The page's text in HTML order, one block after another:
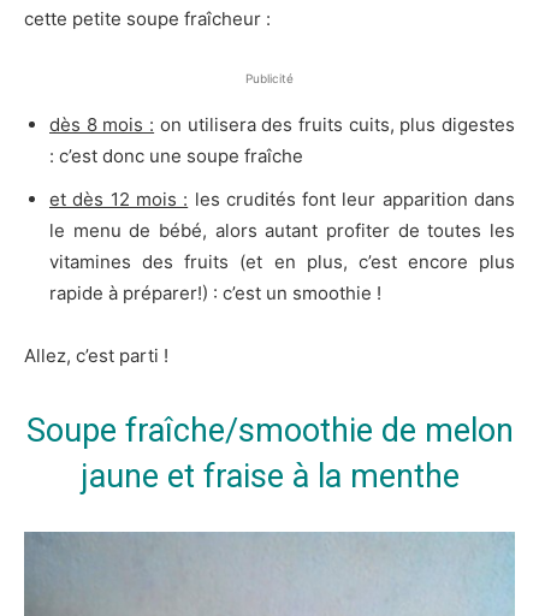
cette petite soupe fraîcheur :
Publicité
dès 8 mois : on utilisera des fruits cuits, plus digestes
: c’est donc une soupe fraîche
et dès 12 mois : les crudités font leur apparition dans
le menu de bébé, alors autant profiter de toutes les
vitamines des fruits (et en plus, c’est encore plus
rapide à préparer!) : c’est un smoothie !
Allez, c’est parti !
Soupe fraîche/smoothie de melon
jaune et fraise à la menthe